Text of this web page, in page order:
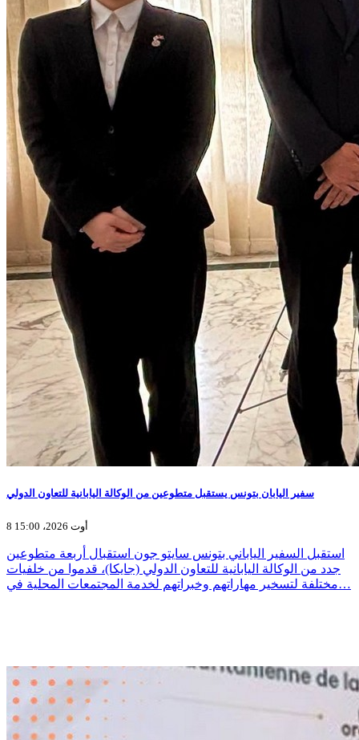
سفير اليابان بتونس يستقبل متطوعين من الوكالة اليابانية للتعاون الدولي
8 أوت 2026، 15:00
استقبل السفير الياباني بتونس سايتو جون استقبال أربعة متطوعين
جدد من الوكالة اليابانية للتعاون الدولي (جايكا)، قدموا من خلفيات
مختلفة لتسخير مهاراتهم وخبراتهم لخدمة المجتمعات المحلية في…